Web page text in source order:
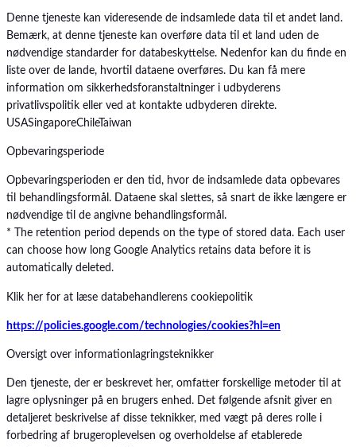
Denne tjeneste kan videresende de indsamlede data til et andet land.
Bemærk, at denne tjeneste kan overføre data til et land uden de
nødvendige standarder for databeskyttelse. Nedenfor kan du finde en
liste over de lande, hvortil dataene overføres. Du kan få mere
information om sikkerhedsforanstaltninger i udbyderens
privatlivspolitik eller ved at kontakte udbyderen direkte.
USASingaporeChileTaiwan
Opbevaringsperiode
Opbevaringsperioden er den tid, hvor de indsamlede data opbevares
til behandlingsformål. Dataene skal slettes, så snart de ikke længere er
nødvendige til de angivne behandlingsformål.
* The retention period depends on the type of stored data. Each user
can choose how long Google Analytics retains data before it is
automatically deleted.
Klik her for at læse databehandlerens cookiepolitik
https://policies.google.com/technologies/cookies?hl=en
Oversigt over informationlagringsteknikker
Den tjeneste, der er beskrevet her, omfatter forskellige metoder til at
lagre oplysninger på en brugers enhed. Det følgende afsnit giver en
detaljeret beskrivelse af disse teknikker, med vægt på deres rolle i
forbedring af brugeroplevelsen og overholdelse af etablerede